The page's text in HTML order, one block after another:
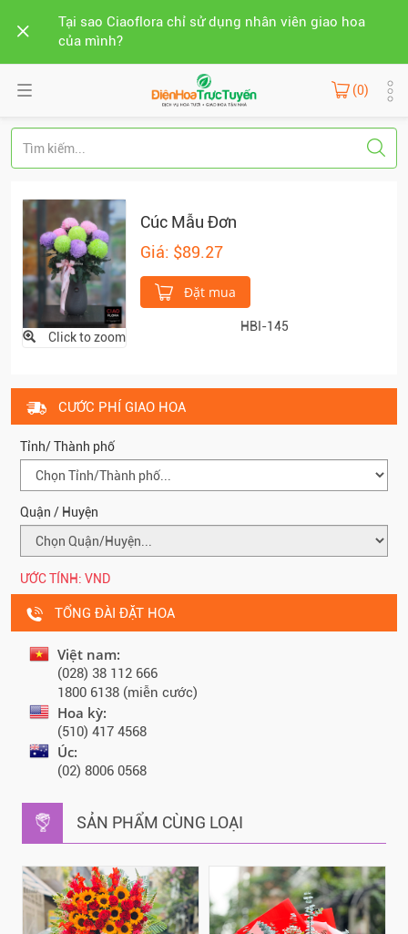
Tại sao Ciaoflora chỉ sử dụng nhân viên giao hoa
của mình?
(0)
Click to zoom
Cúc Mẫu Đơn
Giá: $89.27
Đặt mua
HBI-145
CƯỚC PHÍ GIAO HOA
Tỉnh/ Thành phố
Quận / Huyện
ƯỚC TÍNH: VND
TỔNG ĐÀI ĐẶT HOA
Việt nam:
(028) 38 112 666
1800 6138 (miễn cước)
Hoa kỳ:
(510) 417 4568
Úc:
(02) 8006 0568
SẢN PHẨM CÙNG LOẠI